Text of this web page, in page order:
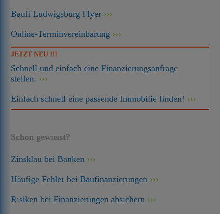
Baufi Ludwigsburg Flyer
Online-Terminvereinbarung
JETZT NEU !!!
Schnell und einfach eine Finanzierungsanfrage
stellen.
Einfach schnell eine passende Immobilie finden!
Schon gewusst?
Zinsklau bei Banken
Häufige Fehler bei Baufinanzierungen
Risiken bei Finanzierungen absichern